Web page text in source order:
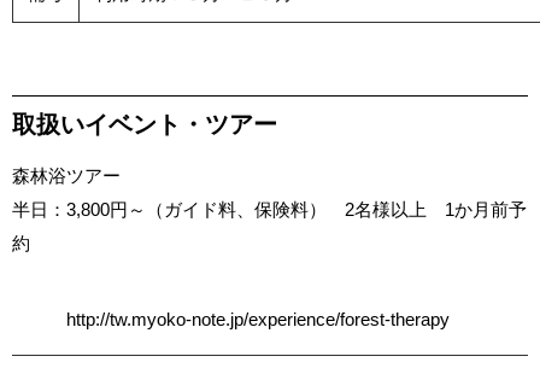
取扱いイベント・ツアー
森林浴ツアー
半日：3,800円～（ガイド料、保険料） 2名様以上 1か月前予
約
http://tw.myoko-note.jp/experience/forest-therapy